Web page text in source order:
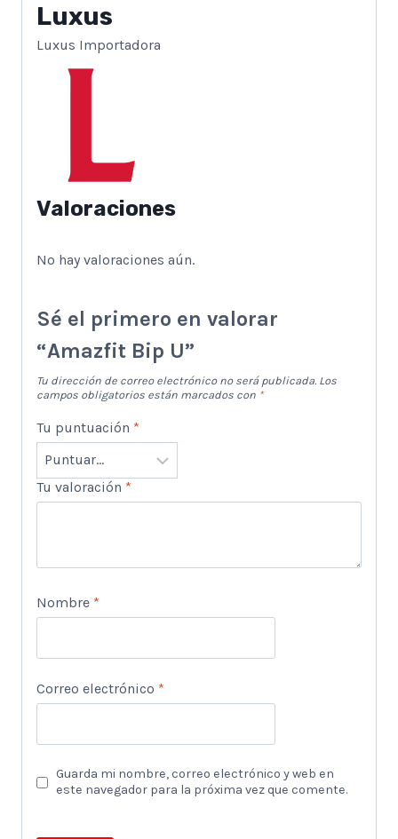
Luxus
Luxus Importadora
Valoraciones
No hay valoraciones aún.
Sé el primero en valorar
“Amazfit Bip U”
Tu dirección de correo electrónico no será publicada. Los
campos obligatorios están marcados con *
Tu puntuación *
Tu valoración *
Nombre *
Correo electrónico *
Guarda mi nombre, correo electrónico y web en
este navegador para la próxima vez que comente.